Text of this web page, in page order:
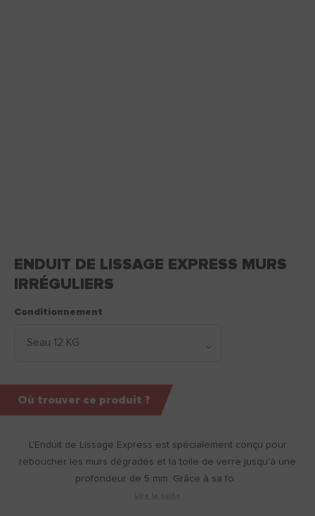
ENDUIT DE LISSAGE EXPRESS MURS
IRRÉGULIERS
L'Enduit de Lissage Express est spécialement conçu pour
reboucher les murs dégradés et la toile de verre jusqu'à une
profondeur de 5 mm. Grâce à sa fo...
Conditionnement
Où trouver ce produit ?